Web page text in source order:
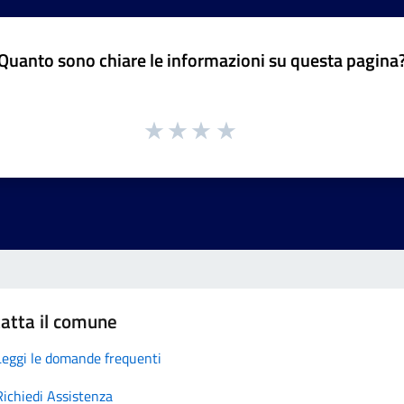
sono chiare le informazioni su questa
il comune
le domande frequenti
Assistenza